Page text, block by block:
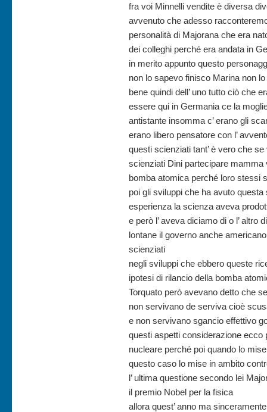
fra voi Minnelli vendite è diversa
avvenuto che adesso
personalità di Majorana che era
dei colleghi perché era andata in
in merito appunto questo
non lo sapevo finisco Marina non
bene quindi dell’ uno tutto ciò che
essere qui in Germania ce la
antistante insomma c’ erano gli
erano libero pensatore con l’
questi scienziati tant’ è vero che
scienziati Dini partecipare
bomba atomica perché loro stessi
poi gli sviluppi che ha avuto
esperienza la scienza aveva
e però l’ aveva diciamo di o l’
lontane il governo anche
scienziati
negli sviluppi che ebbero queste
ipotesi di rilancio della bomba
Torquato però avevano detto che
non servivano de serviva cioè
e non servivano sgancio effettivo
questi aspetti considerazione ecco
nucleare perché poi quando lo
questo caso lo mise in ambito
l’ ultima questione secondo lei
il premio Nobel per la fisica
allora quest’ anno ma